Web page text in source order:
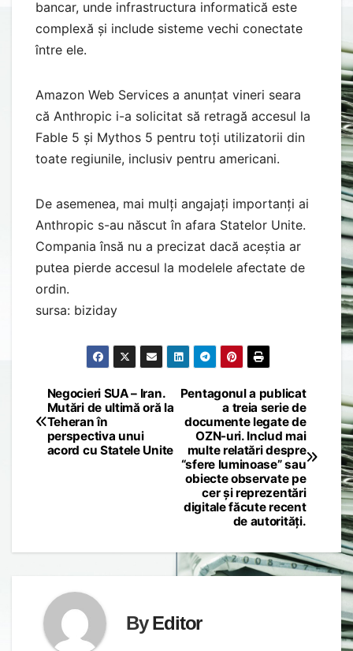
bancar, unde infrastructura informatică este
complexă și include sisteme vechi conectate
între ele.
Amazon Web Services a anunțat vineri seara
că Anthropic i-a solicitat să retragă accesul la
Fable 5 și Mythos 5 pentru toți utilizatorii din
toate regiunile, inclusiv pentru americani.
De asemenea, mai mulți angajați importanți ai
Anthropic s-au născut în afara Statelor Unite.
Compania însă nu a precizat dacă aceștia ar
putea pierde accesul la modelele afectate de
ordin.
sursa: biziday
Post
navigation
Pentagonul a publicat
a treia serie de
documente legate de
OZN-uri. Includ mai
multe relatări despre
“sfere luminoase” sau
obiecte observate pe
cer și reprezentări
digitale făcute recent
de autorități.
Negocieri SUA – Iran.
Mutări de ultimă oră la
Teheran în
perspectiva unui
acord cu Statele Unite
ByEditor